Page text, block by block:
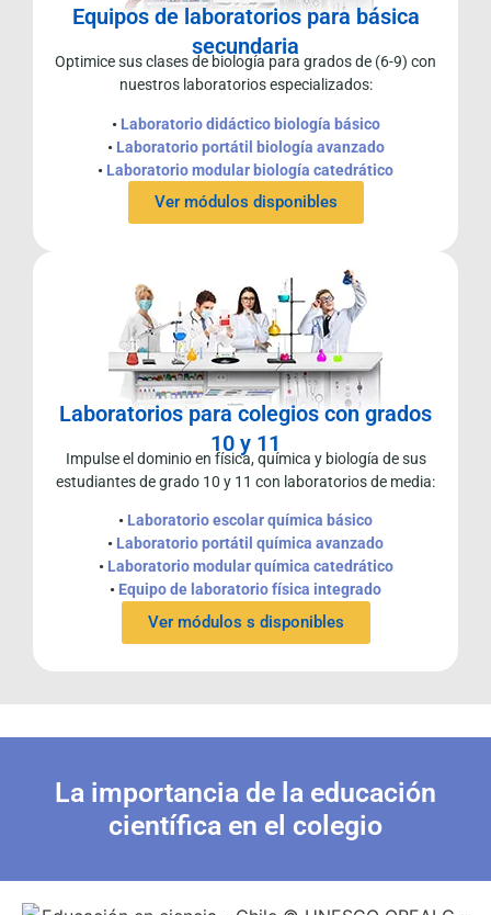
Equipos de laboratorios para básica
secundaria
Optimice sus clases de biología para grados de (6-9) con
nuestros laboratorios especializados:
• Laboratorio didáctico biología básico
• Laboratorio portátil biología avanzado
• Laboratorio modular biología catedrático
Ver módulos disponibles
Laboratorios para colegios con grados
10 y 11
Impulse el dominio en física, química y biología de sus
estudiantes de grado 10 y 11 con laboratorios de media:
• Laboratorio escolar química básico
• Laboratorio portátil química avanzado
• Laboratorio modular química catedrático
• Equipo de laboratorio física integrado
Ver módulos s disponibles
La importancia de la educación
científica en el colegio